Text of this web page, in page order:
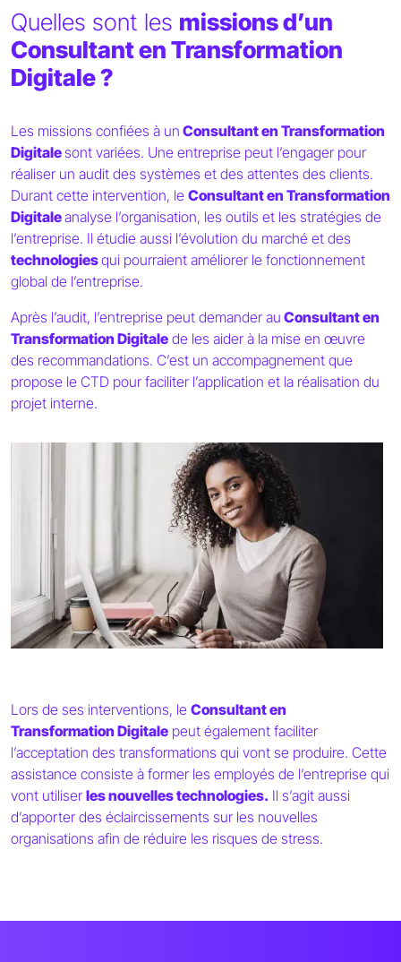
Quelles sont les missions d’un
Consultant en Transformation
Digitale ?
Les missions confiées à un Consultant en Transformation
Digitalesont variées. Une entreprise peut l’engager pour
réaliser un audit des systèmes et des attentes des clients.
Durant cette intervention, le Consultant en Transformation
Digitaleanalyse l’organisation, les outils et les stratégies de
l’entreprise. Il étudie aussi l’évolution du marché et des
technologiesqui pourraient améliorer le fonctionnement
global de l’entreprise.
Après l’audit, l’entreprise peut demander au Consultant en
Transformation Digitale de les aider à la mise en œuvre
des recommandations. C’est un accompagnement que
propose le CTD pour faciliter l’application et la réalisation du
projet interne.
Lors de ses interventions, le Consultant en
Transformation Digitale peut également faciliter
l’acceptation des transformations qui vont se produire. Cette
assistance consiste à former les employés de l’entreprise qui
vont utiliser les nouvelles technologies. Il s’agit aussi
d’apporter des éclaircissements sur les nouvelles
organisations afin de réduire les risques de stress.